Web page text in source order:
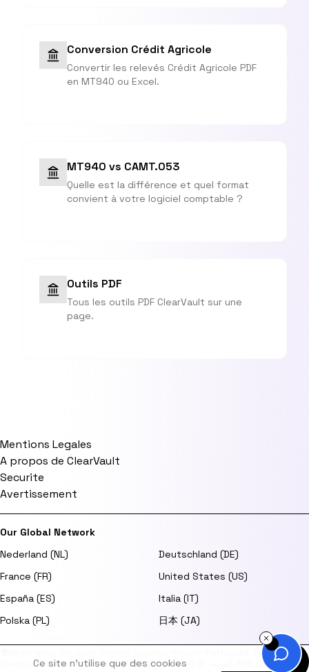
Conversion Crédit Agricole
Convertir les relevés Crédit Agricole PDF
en MT940 ou Excel.
MT940 vs CAMT.053
Quelle est la différence et quel format
convient à votre logiciel comptable ?
Outils PDF
Tous les outils PDF ClearVault sur une
page.
Mentions Legales
A propos de ClearVault
Securite
Avertissement
Our Global Network
Nederland (NL)
Deutschland (DE)
France (FR)
United States (US)
España (ES)
Italia (IT)
Polska (PL)
日本 (JA)
Polski
Svenska ·Dansk Norsk ·Suomi 日本語 ·한국어 Türkçe
Ce site n'utilise que des cookies